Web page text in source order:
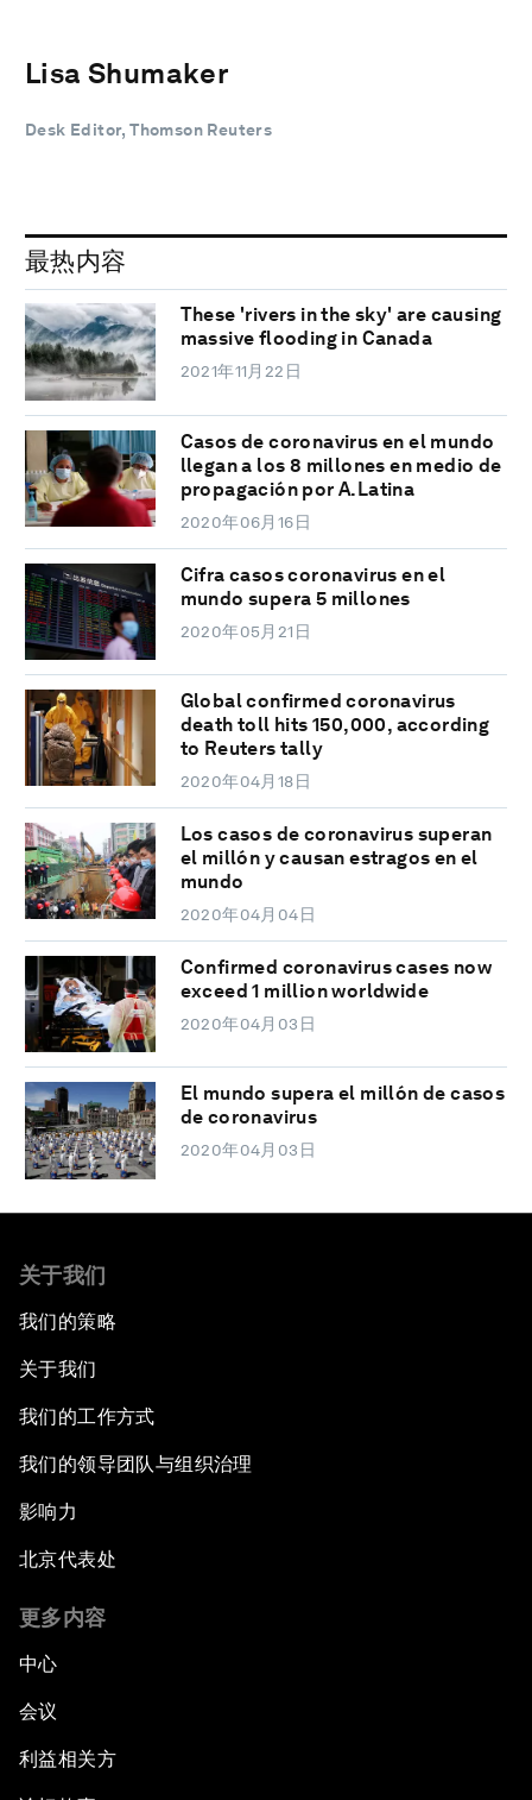
Lisa Shumaker
Desk Editor, Thomson Reuters
最热内容
These 'rivers in the sky' are causing
massive flooding in Canada
2021年11月22日
Casos de coronavirus en el mundo
llegan a los 8 millones en medio de
propagación por A.Latina
2020年06月16日
Cifra casos coronavirus en el
mundo supera 5 millones
2020年05月21日
Global confirmed coronavirus
death toll hits 150,000, according
to Reuters tally
2020年04月18日
Los casos de coronavirus superan
el millón y causan estragos en el
mundo
2020年04月04日
Confirmed coronavirus cases now
exceed 1 million worldwide
2020年04月03日
El mundo supera el millón de casos
de coronavirus
2020年04月03日
关于我们
我们的策略
关于我们
我们的工作方式
我们的领导团队与组织治理
影响力
北京代表处
更多内容
中心
会议
利益相关方